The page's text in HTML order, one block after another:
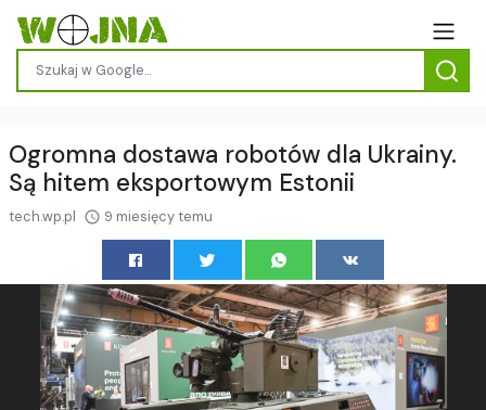
Ogromna dostawa robotów dla Ukrainy.
Są hitem eksportowym Estonii
tech.wp.pl 9 miesięcy temu